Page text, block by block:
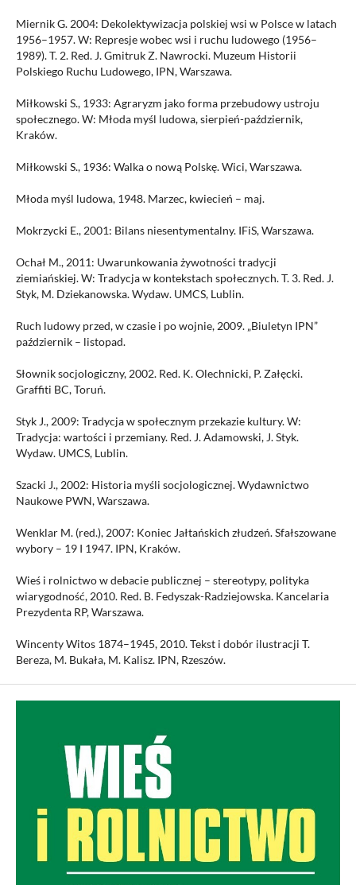
Miernik G. 2004: Dekolektywizacja polskiej wsi w Polsce w latach
1956–1957. W: Represje wobec wsi i ruchu ludowego (1956–
1989). T. 2. Red. J. Gmitruk Z. Nawrocki. Muzeum Historii
Polskiego Ruchu Ludowego, IPN, Warszawa.
Miłkowski S., 1933: Agraryzm jako forma przebudowy ustroju
społecznego. W: Młoda myśl ludowa, sierpień-październik,
Kraków.
Miłkowski S., 1936: Walka o nową Polskę. Wici, Warszawa.
Młoda myśl ludowa, 1948. Marzec, kwiecień – maj.
Mokrzycki E., 2001: Bilans niesentymentalny. IFiS, Warszawa.
Ochał M., 2011: Uwarunkowania żywotności tradycji
ziemiańskiej. W: Tradycja w kontekstach społecznych. T. 3. Red. J.
Styk, M. Dziekanowska. Wydaw. UMCS, Lublin.
Ruch ludowy przed, w czasie i po wojnie, 2009. „Biuletyn IPN”
październik – listopad.
Słownik socjologiczny, 2002. Red. K. Olechnicki, P. Załęcki.
Graffiti BC, Toruń.
Styk J., 2009: Tradycja w społecznym przekazie kultury. W:
Tradycja: wartości i przemiany. Red. J. Adamowski, J. Styk.
Wydaw. UMCS, Lublin.
Szacki J., 2002: Historia myśli socjologicznej. Wydawnictwo
Naukowe PWN, Warszawa.
Wenklar M. (red.), 2007: Koniec Jałtańskich złudzeń. Sfałszowane
wybory – 19 I 1947. IPN, Kraków.
Wieś i rolnictwo w debacie publicznej – stereotypy, polityka
wiarygodność, 2010. Red. B. Fedyszak-Radziejowska. Kancelaria
Prezydenta RP, Warszawa.
Wincenty Witos 1874–1945, 2010. Tekst i dobór ilustracji T.
Bereza, M. Bukała, M. Kalisz. IPN, Rzeszów.